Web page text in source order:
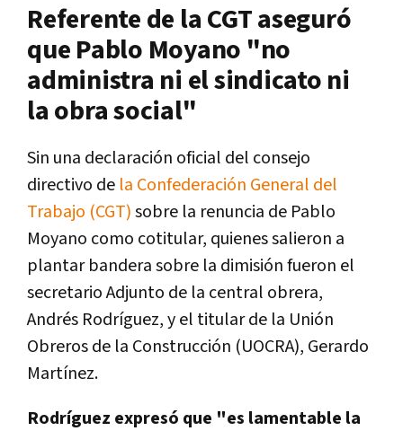
Referente de la CGT aseguró
que Pablo Moyano "no
administra ni el sindicato ni
la obra social"
Sin una declaración oficial del consejo
directivo de la Confederación General del
Trabajo (CGT)sobre la renuncia de Pablo
Moyano como cotitular, quienes salieron a
plantar bandera sobre la dimisión fueron el
secretario Adjunto de la central obrera,
Andrés Rodríguez, y el titular de la Unión
Obreros de la Construcción (UOCRA), Gerardo
Martínez.
Rodríguez expresó que "es lamentable la